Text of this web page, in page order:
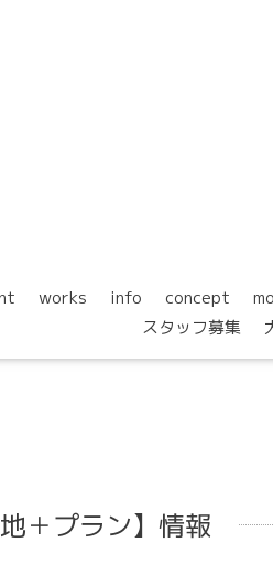
works info concept
スタッフ募集
＋プラン】情報